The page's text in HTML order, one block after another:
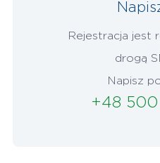
Rejestracja jest
drogą
Napisz
+48